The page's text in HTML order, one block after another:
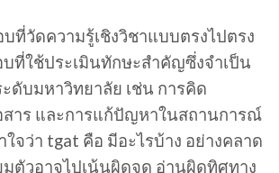
ที่วัดความรู้เชิงวิชาแบบตรงไปตรง
ที่ใช้ประเมินทักษะสำคัญซึ่งจำเป็น
ดับมหาวิทยาลัย เช่น การคิด
สาร และการแก้ปัญหาในสถานการณ์
ใจว่า tgat คือ มีอะไรบ้าง อย่างคลาด
มตัวอาจไปเน้นผิดจุด อ่านผิดทิศทาง